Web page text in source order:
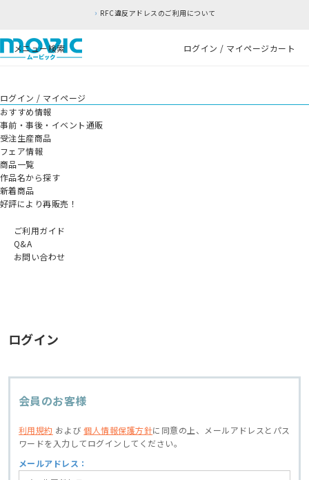
RFC違反アドレスのご利用について
メニュー検索 ログイン / マイページカート
ログイン / マイページ
おすすめ情報
事前・事後・イベント通販
受注生産商品
フェア情報
商品一覧
作品名から探す
新着商品
好評により再販売！
ご利用ガイド
Q&A
お問い合わせ
ログイン
会員のお客様
利用規約 および個人情報保護方針に同意の上、
メールアドレスとパス
ワードを入力してログインしてください。
メールアドレス：